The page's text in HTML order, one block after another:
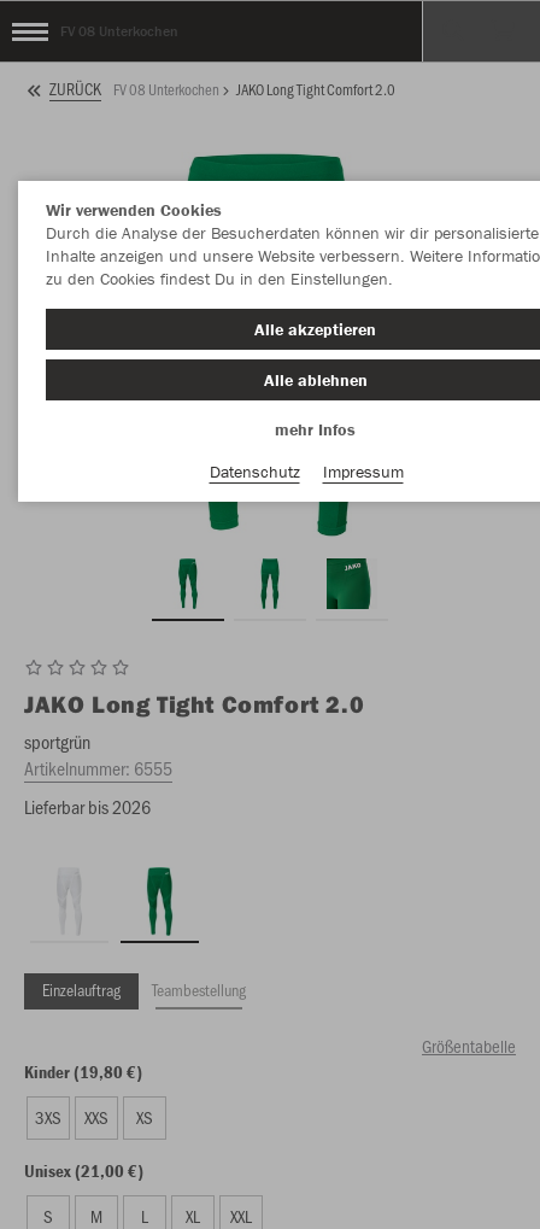
FV 08 Unterkochen
ZURÜCK FV 08 Unterkochen JAKO Long Tight Comfort 2.0
JAKO Long Tight Comfort 2.0
sportgrün
Artikelnummer: 6555
Lieferbar bis 2026
Einzelauftrag Teambestellung
Größentabelle
Kinder (19,80 €)
3XS XXS XS
Unisex (21,00 €)
S M L XL XXL
Wir verwenden Cookies
Durch die Analyse der Besucherdaten können wir dir personalisierte
Inhalte anzeigen und unsere Website verbessern. Weitere
zu den Cookies findest Du in den Einstellungen.
Alle akzeptieren
Alle ablehnen
mehr Infos
Datenschutz
Impressum